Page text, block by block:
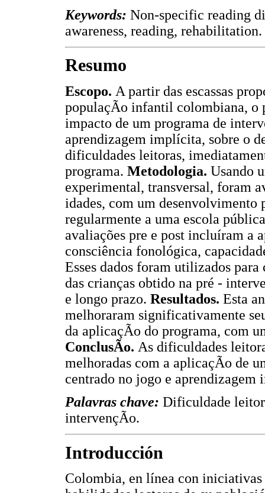
Keywords: Non-specific reading
awareness, reading, rehabilitation.
Resumo
Escopo. A partir das escassas
populaçÃo infantil colombiana, o
impacto de um programa de
aprendizagem implícita, sobre o
dificuldades leitoras,
programa. Metodologia. Usando
experimental, transversal, foram
idades, com um
regularmente a uma escola
avaliações pre e post incluíram a
consciência fonológica,
Esses dados foram utilizados
das crianças obtido na pré -
e longo prazo. Resultados. Esta
melhoraram significativamente
da aplicaçÃo do programa, com
ConclusÃo. As dificuldades
melhoradas com a aplicaçÃo de
centrado no jogo e
Palavras chave: Dificuldade
intervençÃo.
Introducción
Colombia, en línea con